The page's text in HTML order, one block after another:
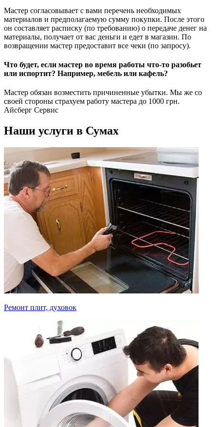
Мастер согласовывает с вами перечень необходимых
материалов и предполагаемую сумму покупки. После этого
он составляет расписку (по требованию) о передаче денег на
материалы, получает от вас деньги и едет в магазин. По
возвращении мастер предоставит все чеки (по запросу).
Что будет, если мастер во время работы что-то разобьет
или испортит? Например, мебель или кафель?
Мастер обязан возместить причиненные убытки. Мы же со
своей стороны страхуем работу мастера до 1000 грн.
Айсберг Сервис
Наши услуги в Сумах
Ремонт плит, духовок